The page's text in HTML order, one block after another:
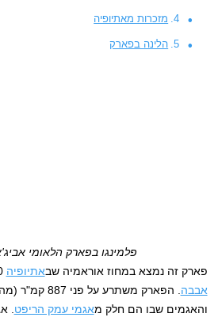
מזכרות מאתיופיה
הלינה בפארק
פלמינגו בפארק הלאומי
פארק זה נמצא במחוז אוראמיה שבאתיופיה 200 ק"מ דרומית ל
אבבה
והאגמים שבו הם חלק מאגמי עמק הריפט.